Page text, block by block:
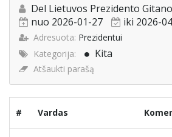
Del Lietuvos Prezidento
nuo 2026-01-27
iki 2026-
Adresuota: Prezidentui
Kategorija:
Kita
Atšaukti parašą
# Vardas